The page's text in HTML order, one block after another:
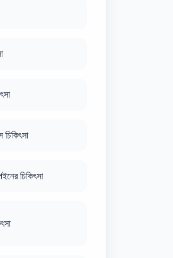
চিকিৎসা
চিকিৎসা